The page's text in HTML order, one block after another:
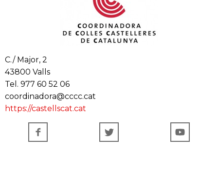
C./ Major, 2
43800 Valls
Tel. 977 60 52 06
coordinadora@cccc.cat
https://castellscat.cat